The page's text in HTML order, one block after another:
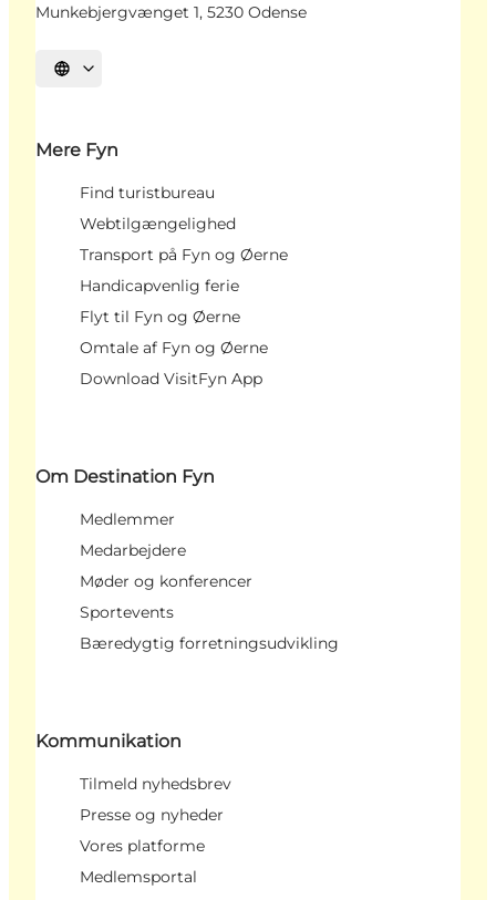
Munkebjergvænget 1, 5230 Odense
Vælg sprog
Mere Fyn
Find turistbureau
Webtilgængelighed
Transport på Fyn og Øerne
Handicapvenlig ferie
Flyt til Fyn og Øerne
Omtale af Fyn og Øerne
Download VisitFyn App
Om Destination Fyn
Medlemmer
Medarbejdere
Møder og konferencer
Sportevents
Bæredygtig forretningsudvikling
Kommunikation
Tilmeld nyhedsbrev
Presse og nyheder
Vores platforme
Medlemsportal